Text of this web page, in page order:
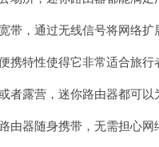
，通过无线信号将网络扩
特性使得它非常适合旅行
露营，迷你路由器都可以
器随身携带，无需担心网